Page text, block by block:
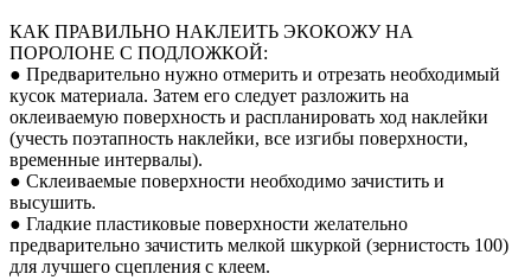
КАК ПРАВИЛЬНО НАКЛЕИТЬ ЭКОКОЖУ НА
ПОРОЛОНЕ С ПОДЛОЖКОЙ:
● Предварительно нужно отмерить и отрезать необходимый
кусок материала. Затем его следует разложить на
оклеиваемую поверхность и распланировать ход наклейки
(учесть поэтапность наклейки, все изгибы поверхности,
временные интервалы).
● Склеиваемые поверхности необходимо зачистить и
высушить.
● Гладкие пластиковые поверхности желательно
предварительно зачистить мелкой шкуркой (зернистость 100)
для лучшего сцепления с клеем.